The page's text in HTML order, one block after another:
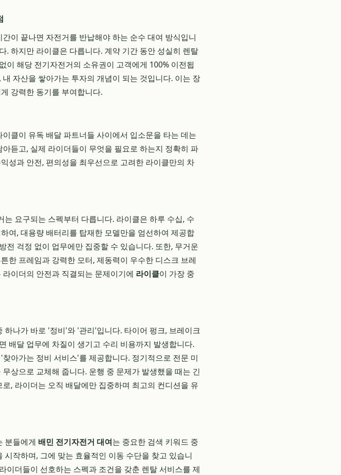
이 끝나면 자전거를 반납해야 하는 순수 대여 방식입니
. 하지만 라이클은 다릅니다. 계약 기간 동안 성실히 렌탈
이 해당 전기자전거의 소유권이 고객에게 100% 이전됩
자산을 쌓아가는 투자의 개념이 되는 것입니다. 이는 장
강력한 동기를 부여합니다.
클이 유독 배달 파트너들 사이에서 입소문을 타는 데는
듣고, 실제 라이더들이 무엇을 필요로 하는지 정확히 파
성과 안전, 편의성을 최우선으로 고려한 라이클만의 차
요구되는 스펙부터 다릅니다. 라이클은 하루 수십, 수
여, 대용량 배터리를 탑재한 모델만을 엄선하여 제공합
전 걱정 없이 업무에만 집중할 수 있습니다. 또한, 무거운
한 프레임과 강력한 모터, 제동력이 우수한 디스크 브레
이더의 안전과 직결되는 문제이기에 라이클이 가장 중
나가 바로 '정비'와 '관리'입니다. 타이어 펑크, 브레이크
배달 업무에 차질이 생기고 수리 비용까지 발생합니다.
아가는 정비 서비스'를 제공합니다. 정기적으로 전문 미
상으로 교체해 줍니다. 운행 중 문제가 발생했을 때는 긴
, 라이더는 오직 배달에만 집중하며 최고의 컨디션을 유
분들에게 배민 전기자전거 대여는 중요한 검색 키워드 중
작하며, 그에 맞는 효율적인 이동 수단을 찾고 있습니
이더들이 선호하는 스펙과 조건을 갖춘 렌탈 서비스를 제